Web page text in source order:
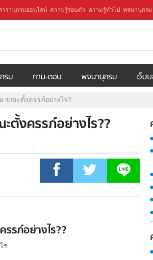
ารานุกรมออนไลน์ ความรู้รอบตัว ความรู้ทั่วไป พจนานุกรม
รม ถาม-ตอบ พจนานุกรม เว็บ
ขณะตั้งครรภ์อย่างไร?
ตั้งครรภ์อย่างไร??
รภ์อย่างไร??
ร